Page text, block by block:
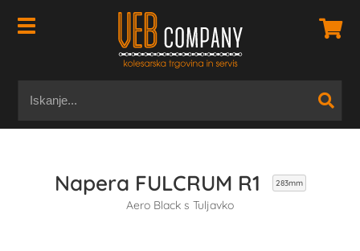
Napera FULCRUM R1 283mm
Aero Black s Tuljavko